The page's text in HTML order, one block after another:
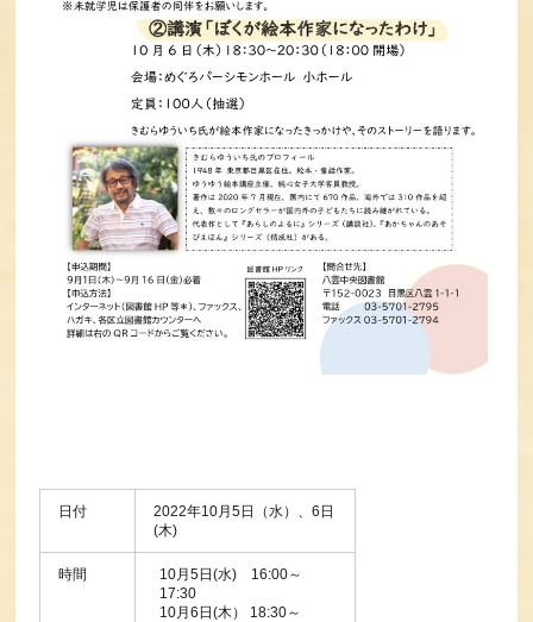
日付
2022年10月5日（水）、6日
(木)
時間
10月5日(水) 16:00～
17:30
10月6日(木） 18:30～